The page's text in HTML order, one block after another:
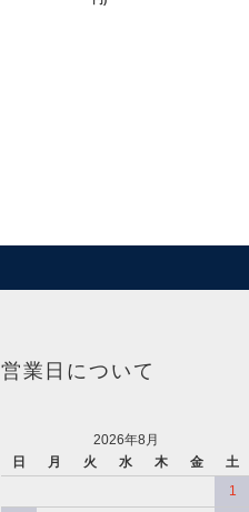
営業日について
2026年8月
日
月 火 水 木 金
土
1